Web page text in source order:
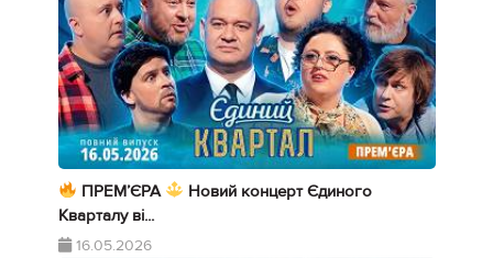
ПРЕМ’ЄРА
Новий концерт Єдиного
Кварталу ві...
16.05.2026